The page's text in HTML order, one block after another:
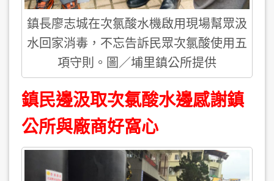
鎮長廖志城在次氯酸水機啟用現場幫眾汲
水回家消毒，不忘告訴民眾次氯酸使用五
項守則。圖／埔里鎮公所提供
鎮民邊汲取次氯酸水邊感謝鎮
公所與廠商好窩心